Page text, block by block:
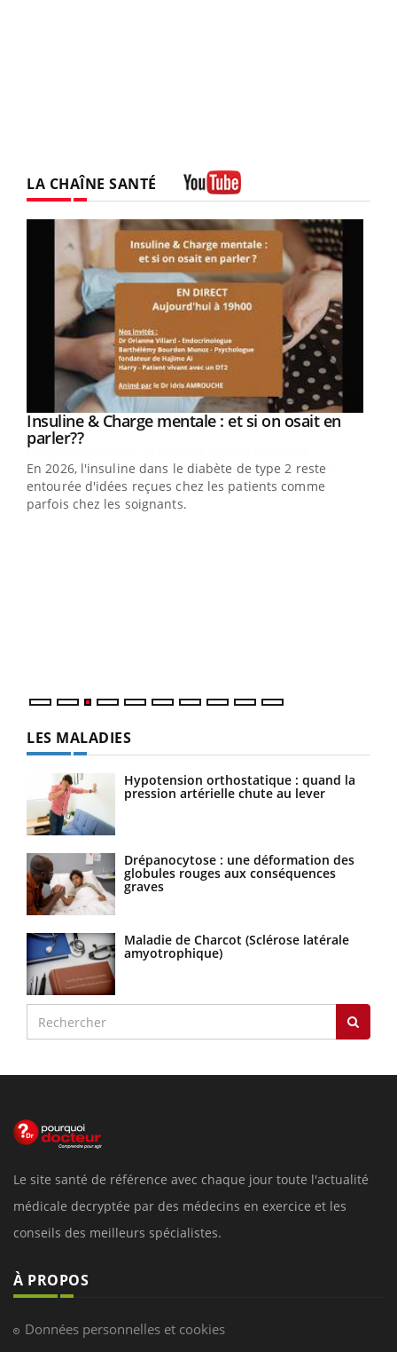
LA CHAÎNE SANTÉ
Youtube
Insuline & Charge mentale : et si on osait en
parler??Youtube
En 2026, l'insuline dans le diabète de type 2 reste
entourée d'idées reçues chez les patients comme
parfois chez les soignants.
LES MALADIES
Hypotension orthostatique : quand la
pression artérielle chute au lever
Drépanocytose : une déformation des
globules rouges aux conséquences
graves
Maladie de Charcot (Sclérose latérale
amyotrophique)
Le site santé de référence avec chaque jour toute l'actualité
médicale decryptée par des médecins en exercice et les
conseils des meilleurs spécialistes.
À PROPOS
Données personnelles et cookies